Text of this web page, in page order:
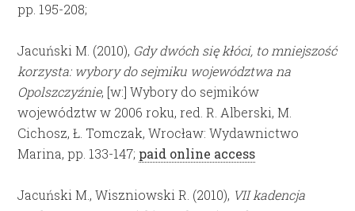
pp. 195-208;
Jacuński M. (2010), Gdy dwóch się kłóci, to mniejszość
korzysta: wybory do sejmiku województwa na
Opolszczyźnie, [w:] Wybory do sejmików
województw w 2006 roku, red. R. Alberski, M.
Cichosz, Ł. Tomczak, Wrocław: Wydawnictwo
Marina, pp. 133-147; paid online access
Jacuński M., Wiszniowski R. (2010), VII kadencja